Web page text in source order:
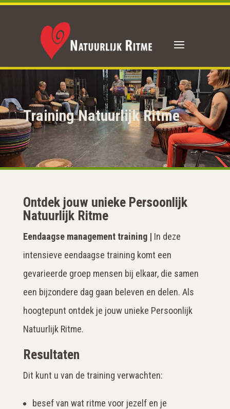
Training Natuurlijk Ritme
Ontdek jouw unieke Persoonlijk
Natuurlijk Ritme
Eendaagse management training | In deze
intensieve eendaagse training komt een
gevarieerde groep mensen bij elkaar, die samen
een bijzondere dag gaan beleven en delen. Als
hoogtepunt ontdek je jouw unieke Persoonlijk
Natuurlijk Ritme.
Resultaten
Dit kunt u van de training verwachten:
besef van wat ritme voor jezelf en je